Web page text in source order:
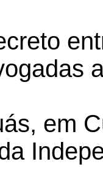
em